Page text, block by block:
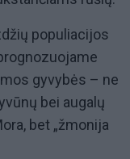
populiacijos
gyvybės – ne
bei augalų
bet „žmonija